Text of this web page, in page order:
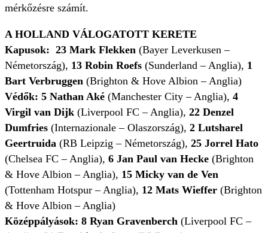
mérkőzésre számít.
A HOLLAND VÁLOGATOTT KERETE
Kapusok: 23 Mark Flekken (Bayer Leverkusen –
Németország), 13 Robin Roefs (Sunderland – Anglia), 1
Bart Verbruggen (Brighton & Hove Albion – Anglia)
Védők: 5 Nathan Aké (Manchester City – Anglia), 4
Virgil van Dijk (Liverpool FC – Anglia), 22 Denzel
Dumfries (Internazionale – Olaszország), 2 Lutsharel
Geertruida (RB Leipzig – Németország), 25 Jorrel Hato
(Chelsea FC – Anglia), 6 Jan Paul van Hecke (Brighton
& Hove Albion – Anglia), 15 Micky van de Ven
(Tottenham Hotspur – Anglia), 12 Mats Wieffer (Brighton
& Hove Albion – Anglia)
Középpályások: 8 Ryan Gravenberch (Liverpool FC –